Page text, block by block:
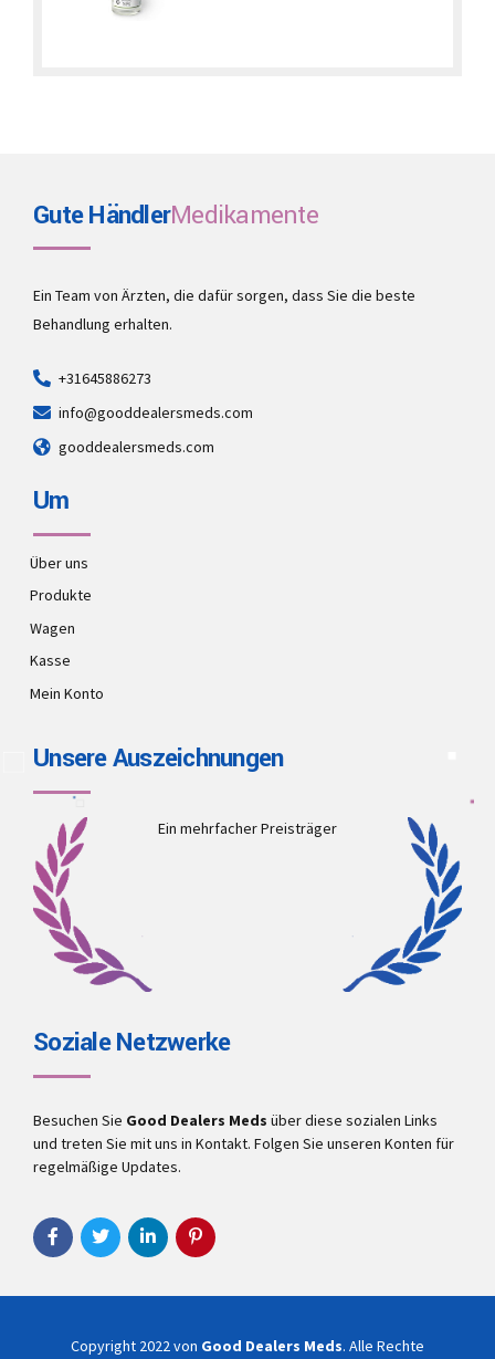
Gute HändlerMedikamente
Ein Team von Ärzten, die dafür sorgen, dass Sie die beste
Behandlung erhalten.
+31645886273
info@gooddealersmeds.com
gooddealersmeds.com
Um
Über uns
Produkte
Wagen
Kasse
Mein Konto
Unsere Auszeichnungen
Ein mehrfacher Preisträger
Soziale Netzwerke
Besuchen Sie Good Dealers Meds über diese sozialen Links
und treten Sie mit uns in Kontakt. Folgen Sie unseren Konten für
regelmäßige Updates.
Copyright 2022 von Good Dealers Meds. Alle Rechte